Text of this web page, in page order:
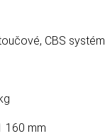
CBS systém
160 mm